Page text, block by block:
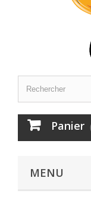
Panier
MENU